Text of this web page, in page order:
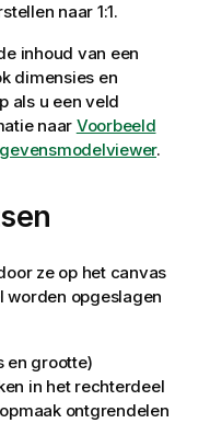
naar 1:1.
inhoud van een
dimensies en
als u een veld
naar Voorbeeld
.
ze op het canvas
worden opgeslagen
en grootte)
in het rechterdeel
ontgrendelen